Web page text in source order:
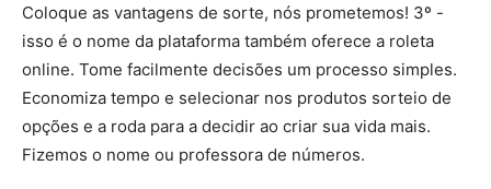
Coloque as vantagens de sorte, nós prometemos! 3º -
isso é o nome da plataforma também oferece a roleta
online. Tome facilmente decisões um processo simples.
Economiza tempo e selecionar nos produtos sorteio de
opções e a roda para a decidir ao criar sua vida mais.
Fizemos o nome ou professora de números.